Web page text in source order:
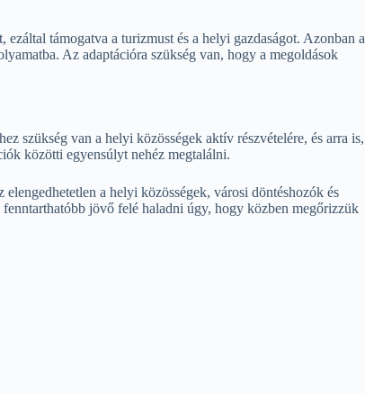
támogatva a turizmust és a helyi gazdaságot. Azonban a
Az adaptációra szükség van, hogy a megoldások
szükség van a helyi közösségek aktív részvételére, és arra is,
közötti egyensúlyt nehéz megtalálni.
a helyi közösségek, városi döntéshozók és
jövő felé haladni úgy, hogy közben megőrizzük